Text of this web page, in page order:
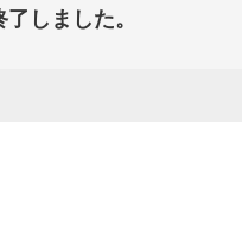
しました。